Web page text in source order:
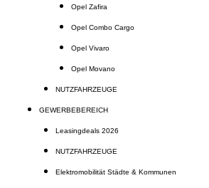
Opel Zafira
Opel Combo Cargo
Opel Vivaro
Opel Movano
NUTZFAHRZEUGE
GEWERBEBEREICH
Leasingdeals 2026
NUTZFAHRZEUGE
Elektromobilität Städte & Kommunen